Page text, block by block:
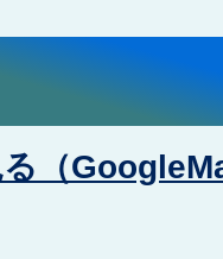
（